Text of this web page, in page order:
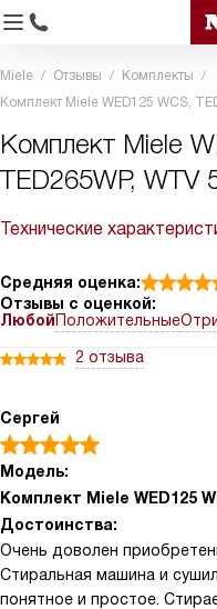
Miele Отзывы
Комплекты
Комплект Miele WED125 WCS,
Комплект Miele
TED265WP, WTV
Технические
Средняя оценка:
Отзывы с оценкой:
ЛюбойПоложительные
2 отзыва
Сергей
Модель:
Комплект Miele WED125
Достоинства:
Очень доволен
Стиральная машина и
понятное и простое.